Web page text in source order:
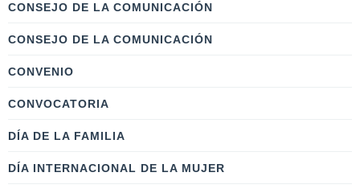
CONSEJO DE LA COMUNICACIÓN
CONSEJO DE LA COMUNICACIÓN
CONVENIO
CONVOCATORIA
DÍA DE LA FAMILIA
DÍA INTERNACIONAL DE LA MUJER